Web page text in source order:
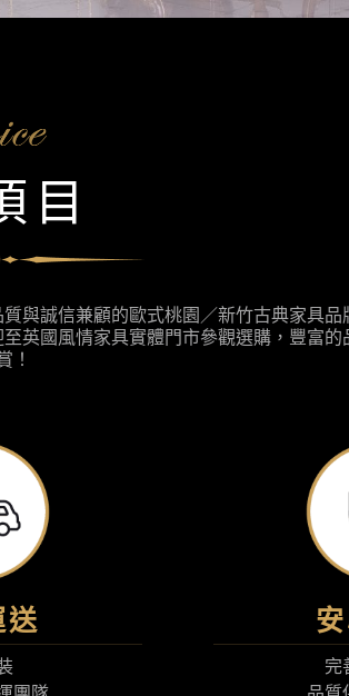
目
誠信兼顧的歐式桃園／新竹古典家具品
英國風情家具實體門市參觀選購，豐富
！
送
完